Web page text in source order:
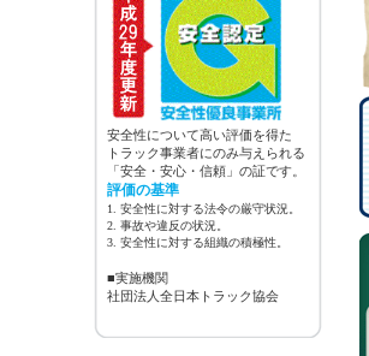
安全性について高い評価を得た
トラック事業者にのみ与えられる
「安全・安心・信頼」の証です。
評価の基準
1. 安全性に対する法令の厳守状況。
2. 事故や違反の状況。
3. 安全性に対する組織の積極性。
■実施機関
社団法人全日本トラック協会